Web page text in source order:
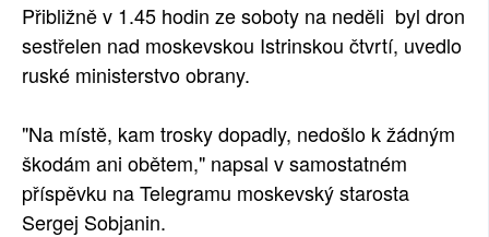
Přibližně v 1.45 hodin ze soboty na neděli byl dron
sestřelen nad moskevskou Istrinskou čtvrtí, uvedlo
ruské ministerstvo obrany.
"Na místě, kam trosky dopadly, nedošlo k žádným
škodám ani obětem," napsal v samostatném
příspěvku na Telegramu moskevský starosta
Sergej Sobjanin.